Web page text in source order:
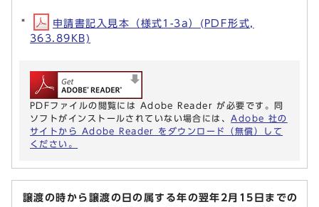
申請書記入見本（様式1-3a）(PDF形式,
363.89KB)
PDFファイルの閲覧には Adobe Reader が必要です。同
ソフトがインストールされていない場合には、 Adobe 社の
サイトから Adobe Reader をダウンロード（無償）して
ください。
譲渡の時から譲渡の日の属する年の翌年2月15日までの